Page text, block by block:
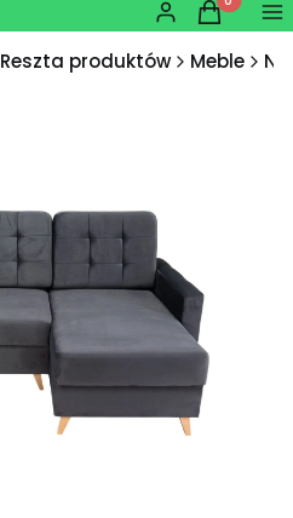
Zaloguj się
Produkty
Koszyk
Reszta produktów Meble